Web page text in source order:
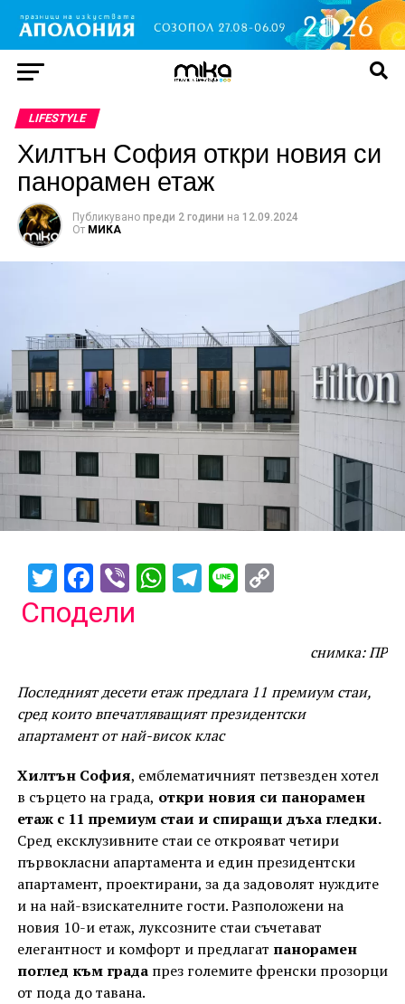
LIFESTYLE
Хилтън София откри новия си
панорамен етаж
Публикувано преди 2 години на 12.09.2024
От МИКА
TwitterFacebook
ViberWhatsApp
Telegram
Line
Сподели
снимка: ПР
Последният десети етаж предлага 11 премиум стаи,
сред които впечатляващият президентски
апартамент от най-висок клас
Хилтън София, емблематичният петзвезден хотел
в сърцето на града, откри новия си панорамен
етаж с 11 премиум стаи и спиращи дъха гледки.
Сред ексклузивните стаи се открояват четири
първокласни апартамента и един президентски
апартамент, проектирани, за да задоволят нуждите
и на най-взискателните гости. Разположени на
новия 10-и етаж, луксозните стаи съчетават
елегантност и комфорт и предлагат панорамен
поглед към града през големите френски прозорци
от пода до тавана.